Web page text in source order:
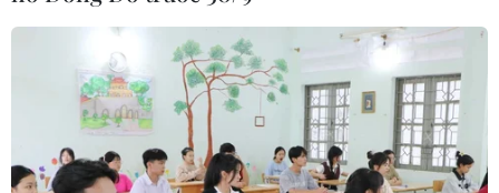
Kinh tế Liên minh châu Âu chững lại do
xung đột ở Ukraine
05/04/2022 01:11